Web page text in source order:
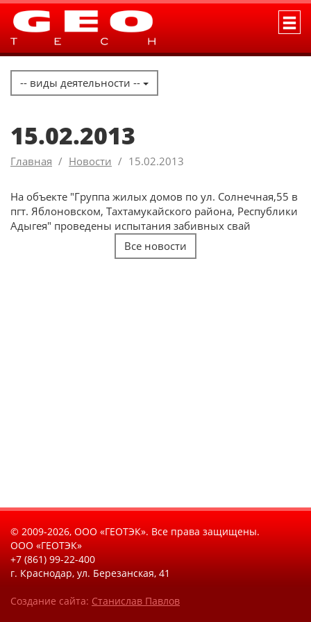
-- виды деятельности --
15.02.2013
Главная Новости 15.02.2013
На объекте "Группа жилых домов по ул. Солнечная,55 в
пгт. Яблоновском, Тахтамукайского района, Республики
Адыгея" проведены испытания забивных свай
Все новости
© 2009-2026, ООО «ГЕОТЭК». Все права защищены.
ООО «ГЕОТЭК»
+7 (861) 99-22-400
г. Краснодар, ул. Березанская, 41
Создание сайта: Станислав Павлов